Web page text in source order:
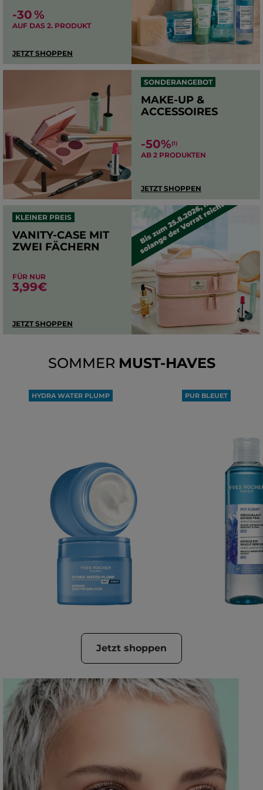
-30 %
AUF DAS 2. PRODUKT
JETZT SHOPPEN
SONDERANGEBOT
MAKE-UP &
ACCESSOIRES
-50%(1)
AB 2 PRODUKTEN
JETZT SHOPPEN
KLEINER PREIS
VANITY-CASE MIT
ZWEI FÄCHERN
FÜR NUR
3,99€
JETZT SHOPPEN
SOMMER MUST-HAVES
HYDRA WATER PLUMP PUR BLEUET
Jetzt shoppen